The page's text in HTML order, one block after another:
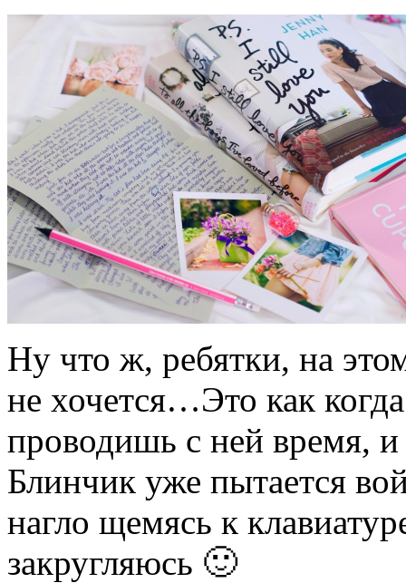
Ну что ж, ребятки, на
не хочется…Это как
проводишь с ней время,
Блинчик уже пытается
нагло щемясь к
закругляюсь 🙂